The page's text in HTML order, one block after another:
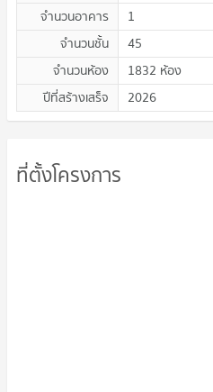
จำนวนอาคาร
1
จำนวนชั้น
45
จำนวนห้อง
1832 ห้อง
ปีที่สร้างเสร็จ
2026
ที่ตั้งโครงการ